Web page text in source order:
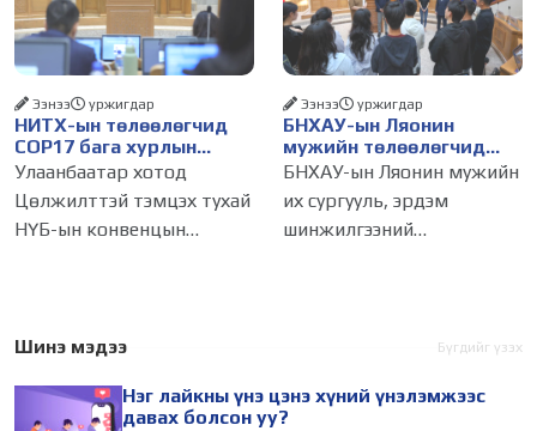
тоогоор хэмжих хандлага
газар авч
103 бүртгэлээс нийслэлийн
бизнес эрхлэгчдийг
НИТХ-ын төлөөлөгчид
COP17 бага хурлын
бэлтгэл ажлын талаар
мэдээлэл сонслоо
Ээнээ уржигдар
Улаанбаатар хотод
Цөлжилттэй тэмцэх тухай
НҮБ-ын конвенцын
өдөр зохион
холбогдуулан Нийслэлийн
БНХАУ-ын Ляонин
мужийн төлөөлөгчид
НИТХ-ын үйл
танилцлаа
Ээнээ уржигдар
БНХАУ-ын Ляонин мужийн
их сургууль, эрдэм
шинжилгээний
төлөөлөгчид Монгол
айлчлалынхаа хүрээнд
Шинэ мэдээ Бүгдийг үзэх
Нэг лайкны үнэ цэнэ хүний үнэлэмжээс
давах болсон уу?